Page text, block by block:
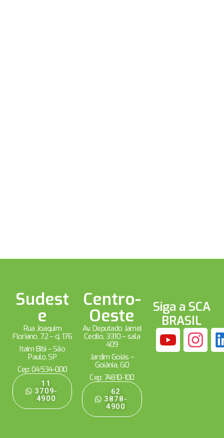
Sudest
e
Rua Joaquim
Floriano, 72 – cj. 176
Itaim Bibi – São
Paulo, SP
Cep: 04534-000
11
3709-
4900
Centro-
Oeste
Av. Deputado Jamel
Cecílio, 3310 – sala
409
Jardim Goiás –
Goiânia, GO
Cep: 74810-100
62
3878-
4900
Siga a SCA
BRASIL